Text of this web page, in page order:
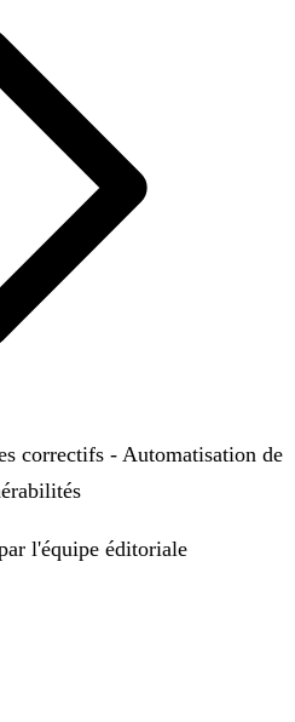
correctifs - Automatisation de
l'équipe éditoriale